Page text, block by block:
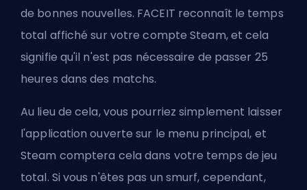
de bonnes nouvelles. FACEIT reconnaît le temps
total affiché sur votre compte Steam, et cela
signifie qu'il n'est pas nécessaire de passer 25
heures dans des matchs.
Au lieu de cela, vous pourriez simplement laisser
l'application ouverte sur le menu principal, et
Steam comptera cela dans votre temps de jeu
total. Si vous n'êtes pas un smurf, cependant,